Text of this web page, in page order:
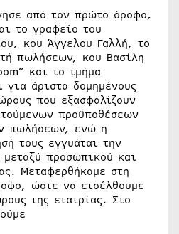
από τον πρώτο όροφο,
το γραφείο του
κου Άγγελου Γαλλή, το
πωλήσεων, κου Βασίλη
και το τμήμα
άριστα δομημένους
που εξασφαλίζουν
προϋποθέσεων
πωλήσεων, ενώ η
τους εγγυάται την
μεταξύ προσωπικού και
Μεταφερθήκαμε στη
ώστε να εισέλθουμε
της εταιρίας. Στο